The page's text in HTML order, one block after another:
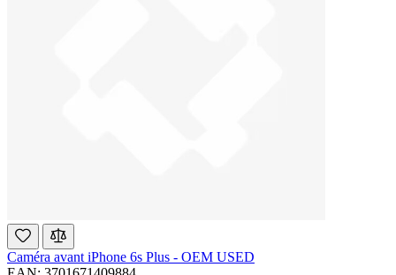
Caméra avant iPhone 6s Plus - OEM USED